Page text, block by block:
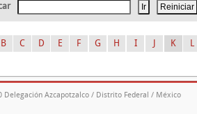
B C D E F G H I K L
Delegación Azcapotzalco / Distrito Federal / México